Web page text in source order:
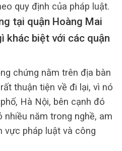
quy định của pháp luật.
tại quận Hoàng Mai
khác biệt với các quận
chứng nằm trên địa bàn
thuận tiện về đi lại, vì nó
Hà Nội, bên cạnh đó
năm trong nghề, am
vực pháp luật và công